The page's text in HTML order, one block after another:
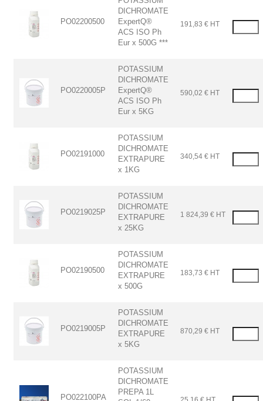
PO02200500
DICHROMATE
ExpertQ®
ACS ISO Ph
Eur x 500G ***
191,83 € HT
PO0220005P
POTASSIUM
DICHROMATE
ExpertQ®
ACS ISO Ph
Eur x 5KG
590,02 € HT
PO02191000
POTASSIUM
DICHROMATE
EXTRAPURE
x 1KG
340,54 € HT
PO0219025P
POTASSIUM
DICHROMATE
EXTRAPURE
x 25KG
1 824,39 € HT
PO02190500
POTASSIUM
DICHROMATE
EXTRAPURE
x 500G
183,73 € HT
PO0219005P
POTASSIUM
DICHROMATE
EXTRAPURE
x 5KG
870,29 € HT
PO022100PA
POTASSIUM
DICHROMATE
PREPA 1L